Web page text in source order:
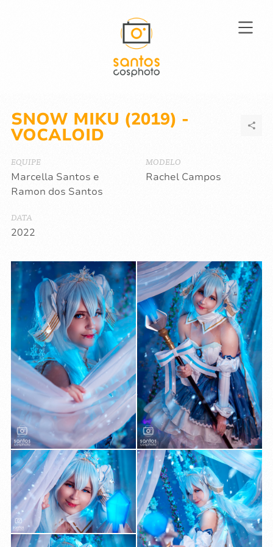
SNOW MIKU (2019) -
VOCALOID
EQUIPE
Marcella Santos e
Ramon dos Santos
DATA
2022
MODELO
Rachel Campos